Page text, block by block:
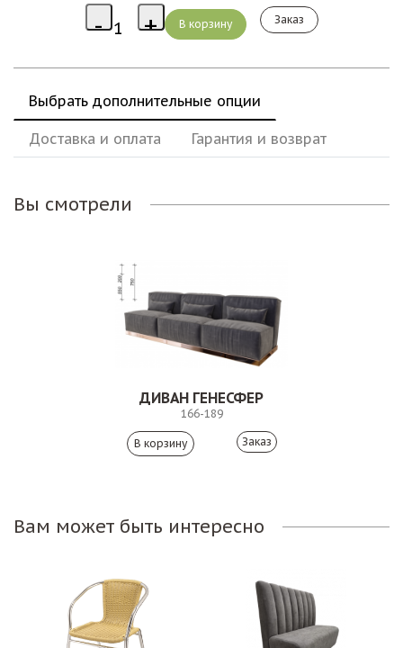
Заказ
Выбрать дополнительные опции
Доставка и оплата Гарантия и возврат
Вы смотрели
ДИВАН ГЕНЕСФЕР
166-189
Заказ
Вам может быть интересно